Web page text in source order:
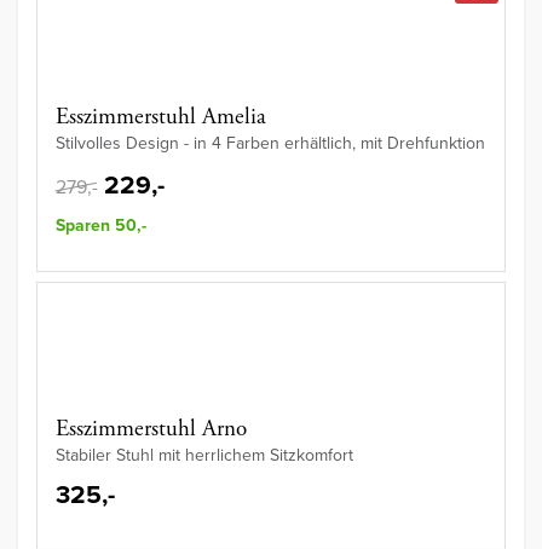
Esszimmerstuhl Amelia
Stilvolles Design - in 4 Farben erhältlich, mit Drehfunktion
279,- 229,-
Sparen 50,-
Esszimmerstuhl Arno
Stabiler Stuhl mit herrlichem Sitzkomfort
325,-